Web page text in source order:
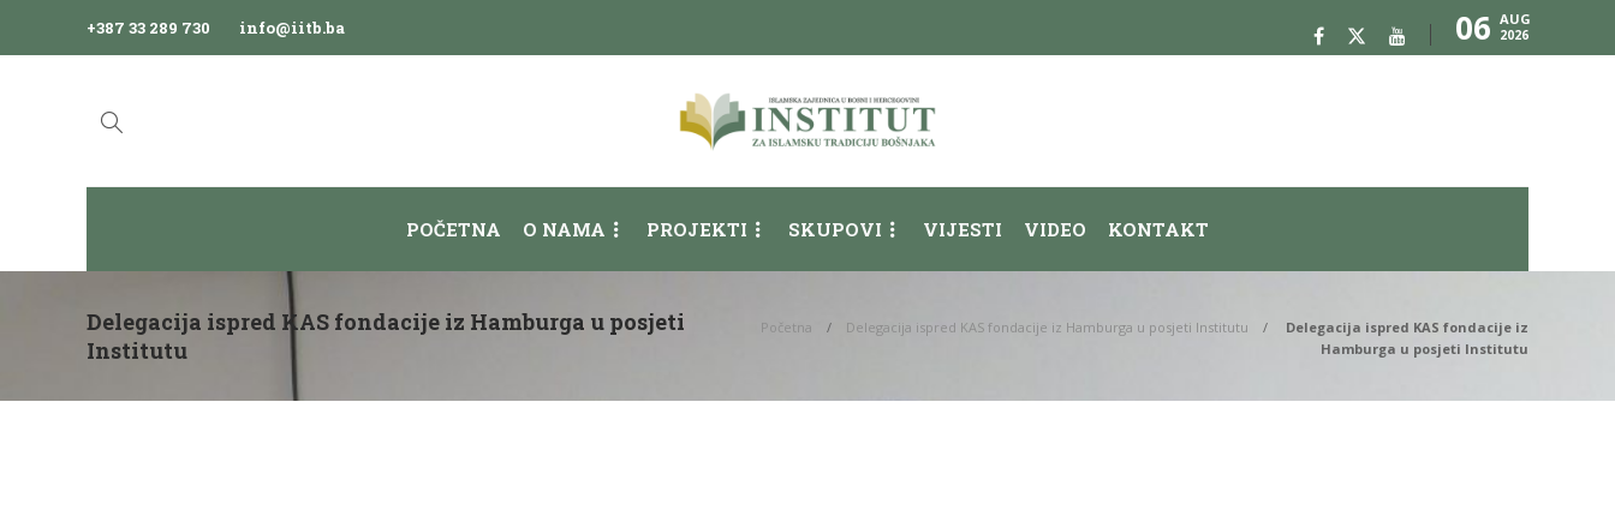
+387 33 289 730 info@iitb.ba 06 AUG
2026
POČETNA O NAMA PROJEKTI SKUPOVI VIJESTI VIDEO KONTAKT
Delegacija ispred KAS fondacije iz Hamburga u posjeti
Institutu
Početna Delegacija ispred KAS fondacije iz Hamburga u posjeti Institutu
Delegacija ispred KAS fondacije iz
Hamburga u posjeti Institutu